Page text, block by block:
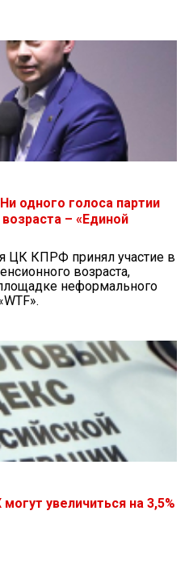
одного голоса партии
– «Единой
ЦК КПРФ принял участие в
возраста,
неформального
увеличиться на 3,5%